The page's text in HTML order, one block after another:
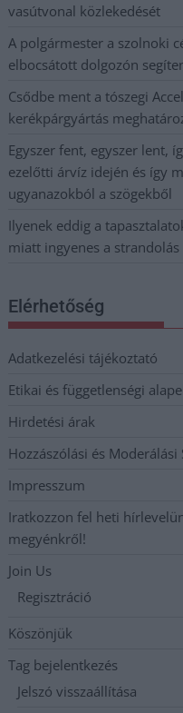
vasútvonal közlekedését
A polgármester a szolnoki
elbocsátott dolgozón
Csődbe ment a tószegi
kerékpárgyártás
Egyszer fent, egyszer lent,
ezelőtti árvíz idején és így
ugyanazokból a szögekből
Ilyenek eddig a
miatt ingyenes a strandolás
Elérhetőség
Adatkezelési tájékoztató
Etikai és függetlenségi
Hirdetési árak
Hozzászólási és Moderálási
Impresszum
Iratkozzon fel heti
megyénkről!
Join Us
Regisztráció
Köszönjük
Tag bejelentkezés
Jelszó visszaállítása